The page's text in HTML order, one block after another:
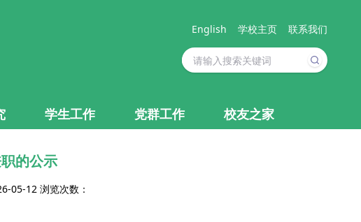
English 学校主页 联系我们
学生工作 党群工作 校友之家
的公示
05-12 浏览次数：